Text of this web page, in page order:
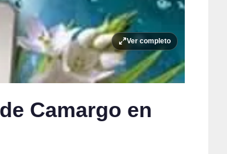
Ver completo
Camargo en